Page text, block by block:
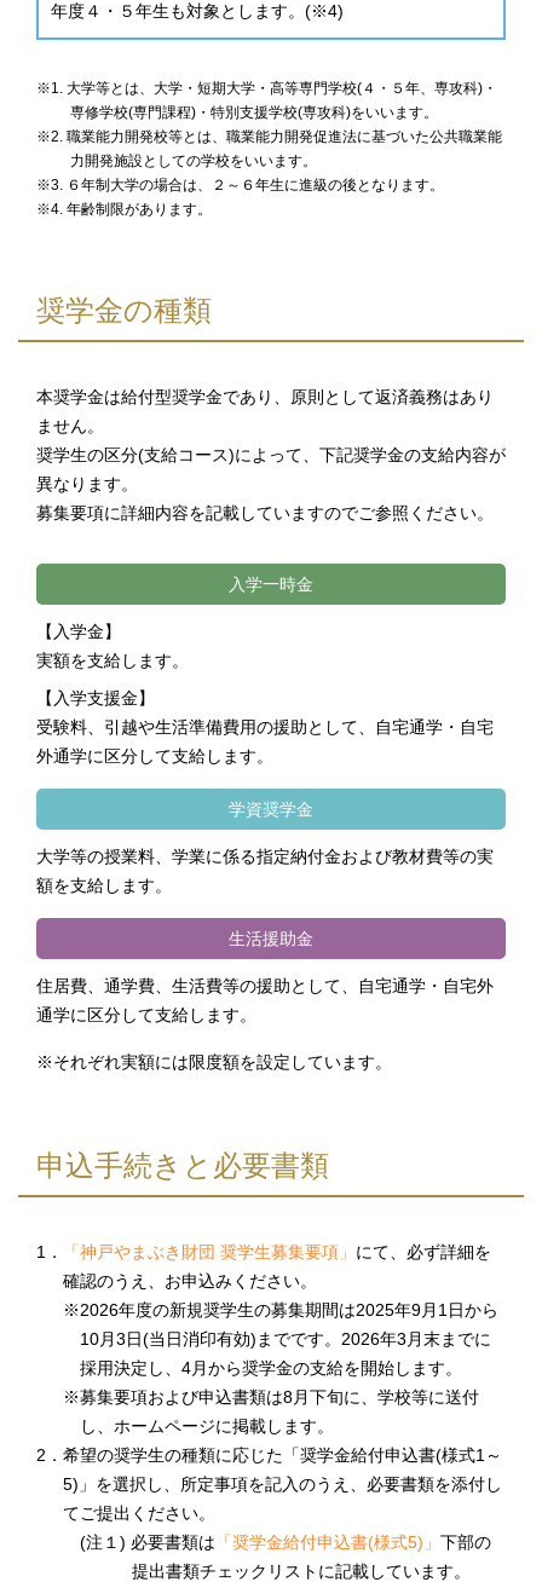
年度４・５年生も対象とします。(※4)
※1. 大学等とは、大学・短期大学・高等専門学校(４・５年、専攻科)・
専修学校(専門課程)・特別支援学校(専攻科)をいいます。
※2. 職業能力開発校等とは、職業能力開発促進法に基づいた公共職業能
力開発施設としての学校をいいます。
※3. ６年制大学の場合は、２～６年生に進級の後となります。
※4. 年齢制限があります。
奨学金の種類
本奨学金は給付型奨学金であり、原則として返済義務はあり
ません。
奨学生の区分(支給コース)によって、下記奨学金の支給内容が
異なります。
募集要項に詳細内容を記載していますのでご参照ください。
入学一時金
【入学金】
実額を支給します。
【入学支援金】
受験料、引越や生活準備費用の援助として、自宅通学・自宅
外通学に区分して支給します。
学資奨学金
大学等の授業料、学業に係る指定納付金および教材費等の実
額を支給します。
生活援助金
住居費、通学費、生活費等の援助として、自宅通学・自宅外
通学に区分して支給します。
※それぞれ実額には限度額を設定しています。
申込手続きと必要書類
1． 「神戸やまぶき財団 奨学生募集要項」 にて、必ず詳細を
確認のうえ、お申込みください。
※2026年度の新規奨学生の募集期間は2025年9月1日から
10月3日(当日消印有効)までです。2026年3月末までに
採用決定し、4月から奨学金の支給を開始します。
※募集要項および申込書類は8月下旬に、学校等に送付
し、ホームページに掲載します。
2．希望の奨学生の種類に応じた「奨学金給付申込書(様式1～
5)」を選択し、所定事項を記入のうえ、必要書類を添付し
てご提出ください。
(注１) 必要書類は 「奨学金給付申込書(様式5)」 下部の
提出書類チェックリストに記載しています。